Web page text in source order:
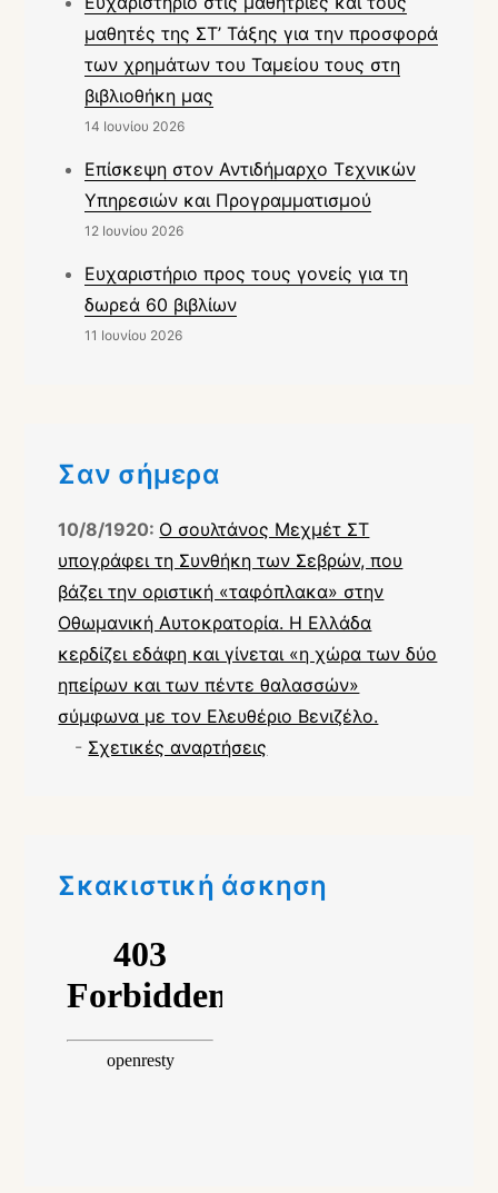
μαθητές της ΣΤ’ Τάξης για την προσφορά
των χρημάτων του Ταμείου τους στη
βιβλιοθήκη μας
14 Ιουνίου 2026
Επίσκεψη στον Αντιδήμαρχο Τεχνικών
Υπηρεσιών και Προγραμματισμού
12 Ιουνίου 2026
Ευχαριστήριο προς τους γονείς για τη
δωρεά 60 βιβλίων
11 Ιουνίου 2026
Σαν σήμερα
10/8/1920: Ο σουλτάνος Μεχμέτ ΣΤ
υπογράφει τη Συνθήκη των Σεβρών, που
βάζει την οριστική «ταφόπλακα» στην
Οθωμανική Αυτοκρατορία. Η Ελλάδα
κερδίζει εδάφη και γίνεται «η χώρα των δύο
ηπείρων και των πέντε θαλασσών»
σύμφωνα με τον Ελευθέριο Βενιζέλο.
- Σχετικές αναρτήσεις
Σκακιστική άσκηση